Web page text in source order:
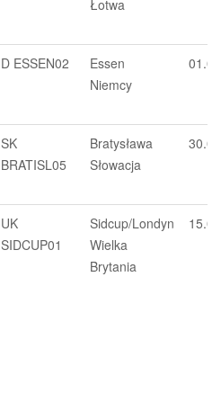
Łotwa
D ESSEN02
Essen
Niemcy
SK
BRATISL05
Bratysława
Słowacja
UK
SIDCUP01
Sidcup/Londyn
Wielka
Brytania
15.05